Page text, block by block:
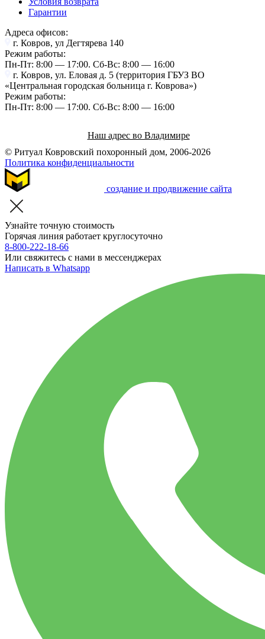
Гарантии
Адреса офисов:
г. Ковров, ул Дегтярева 140
Режим работы:
Пн-Пт: 8:00 — 17:00. Cб-Вс: 8:00 — 16:00
г. Ковров, ул. Еловая д. 5 (территория ГБУЗ ВО
«Центральная городская больница г. Коврова»)
Режим работы:
Пн-Пт: 8:00 — 17:00. Cб-Вс: 8:00 — 16:00
Наш адрес во Владимире
© Ритуал Ковровский похоронный дом, 2006-2026
Политика конфиденциальности
создание и продвижение сайта
Узнайте точную стоимость
Горячая линия работает круглосуточно
8-800-222-18-66
Или свяжитесь с нами в мессенджерах
Написать в Whatsapp